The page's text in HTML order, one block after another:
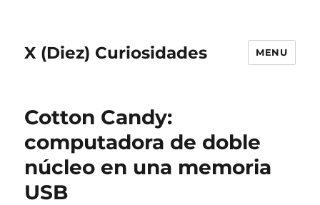
X (Diez) Curiosidades MENU
Cotton Candy:
computadora de doble
núcleo en una memoria
USB